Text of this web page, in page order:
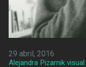
29 abril, 2016
Alejandra Pizarnik visual